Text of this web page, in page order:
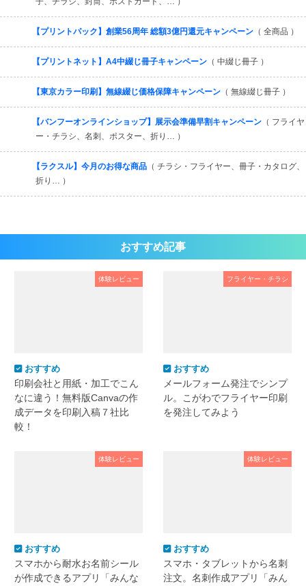
【プリントパック】創業56周年 総額3億円還元キャンペーン （ 全商品 ）
【プリントネット】A4中綴じ冊子キャンペーン （ 中綴じ冊子 ）
【東京カラー印刷】無線綴じ価格保障キャンペーン （ 無線綴じ冊子 ）
【バンフーオンラインショップ】展示会準備早割キャンペーン （ フライヤ
ー・チラシ、名刺、ポスター、折り… ）
【ラクスル】今月のお得な商品 （ チラシ・フライヤー、冊子・カタログ、
折り… ）
おすすめ記事
体験レビュー
おすすめ
印刷会社と用紙・加工でこん
なに違う！無料版Canvaの作
成データを印刷入稿７社比
較！
フライヤー・チラシ
おすすめ
メールフォーム発注でシンプ
ル。こがわでフライヤー印刷
を発注してみよう
体験レビュー
おすすめ
スマホから耐水お名前シール
が作成できるアプリ「みんな
体験レビュー
おすすめ
スマホ・タブレットから名刺
注文。名刺作成アプリ「みん